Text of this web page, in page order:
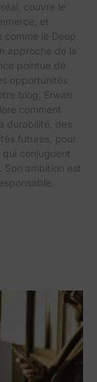
couvre le
et
le Deep
approche de la
pointue de
opportunités
blog, Erwan
comment
durabilité, des
futures, pour
conjuguent
ambition est